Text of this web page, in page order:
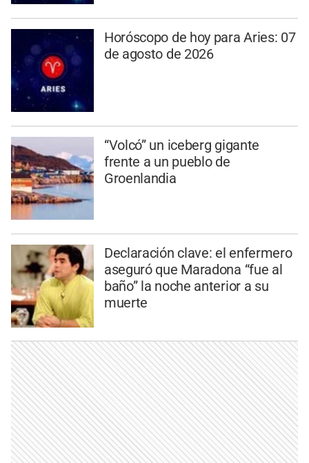
Horóscopo de hoy para Aries: 07
de agosto de 2026
“Volcó” un iceberg gigante
frente a un pueblo de
Groenlandia
Declaración clave: el enfermero
aseguró que Maradona “fue al
baño” la noche anterior a su
muerte